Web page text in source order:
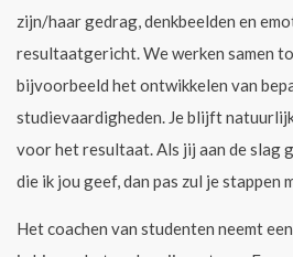
zijn/haar gedrag, denkbeelden en
resultaatgericht. We werken samen
bijvoorbeeld het ontwikkelen van
studievaardigheden. Je blijft
voor het resultaat. Als jij aan de slag
die ik jou geef, dan pas zul je stappen
Het coachen van studenten neemt